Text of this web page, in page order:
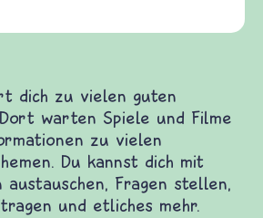
und Frieden, Streit und